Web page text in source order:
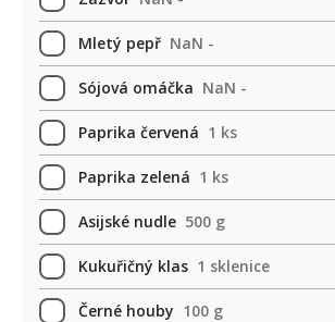
Mletý pepř NaN -
Sójová omáčka NaN -
Paprika červená 1 ks
Paprika zelená 1 ks
Asijské nudle 500 g
Kukuřičný klas 1 sklenice
Černé houby 100 g